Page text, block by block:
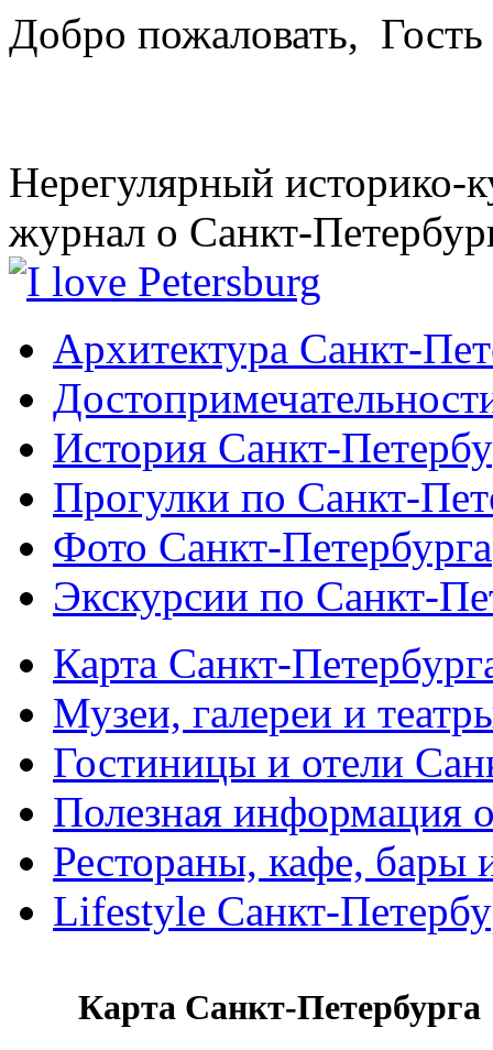
Добро пожаловать, Гость
Нерегулярный историко-
журнал о Санкт-
Архитектура Санкт-
История Санкт-
Прогулки по Санкт-
Фото Санкт-Петербурга
Экскурсии по Санкт-
Карта Санкт-
Музеи, галереи и
Гостиницы и отели
Полезная информация
Рестораны, кафе, бары
Lifestyle Санкт-
Карта Санкт-Петербурга